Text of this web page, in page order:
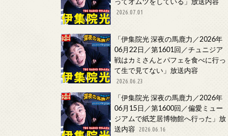
2026.07.01
「伊集院光 深夜の馬鹿力／2026年
06月22日／第1601回／チュニジア
戦はカミさんとパフェを食べに行っ
て生で見てない」放送内容
2026.06.23
「伊集院光 深夜の馬鹿力／2026年
06月15日／第1600回／偏愛ミュー
ジアムで紙芝居博物館へ行った」放
送内容
2026.06.16